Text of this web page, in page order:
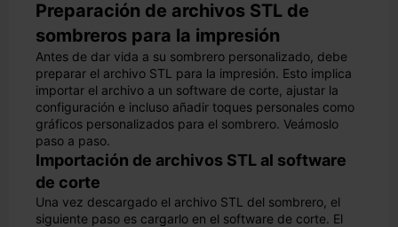
Preparación de archivos STL de
sombreros para la impresión
Antes de dar vida a su sombrero personalizado, debe
preparar el archivo STL para la impresión. Esto implica
importar el archivo a un software de corte, ajustar la
configuración e incluso añadir toques personales como
gráficos personalizados para el sombrero. Veámoslo
paso a paso.
Importación de archivos STL al software
de corte
Una vez descargado el archivo STL del sombrero, el
siguiente paso es cargarlo en el software de corte. El